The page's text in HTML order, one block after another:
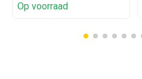
Op voorraad